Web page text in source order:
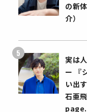
の新
介）
実は
ー 『
い出
石亜